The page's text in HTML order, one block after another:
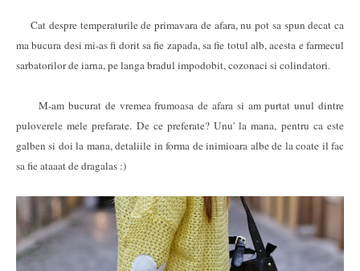
Cat despre temperaturile de primavara de afara, nu pot sa spun decat ca
ma bucura desi mi-as fi dorit sa fie zapada, sa fie totul alb, acesta e farmecul
sarbatorilor de iarna, pe langa bradul impodobit, cozonaci si colindatori.
M-am bucurat de vremea frumoasa de afara si am purtat unul dintre
puloverele mele prefarate. De ce preferate? Unu' la mana, pentru ca este
galben si doi la mana, detaliile in forma de inimioara albe de la coate il fac
sa fie ataaat de dragalas :)